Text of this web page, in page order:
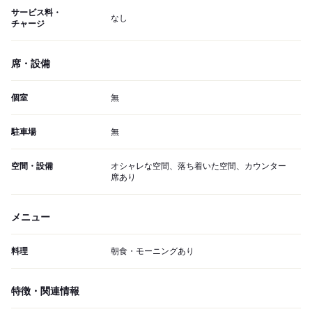
サービス料・
チャージ
なし
席・設備
個室 無
駐車場 無
空間・設備
オシャレな空間、落ち着いた空間、カウンター
席あり
メニュー
料理 朝食・モーニングあり
特徴・関連情報